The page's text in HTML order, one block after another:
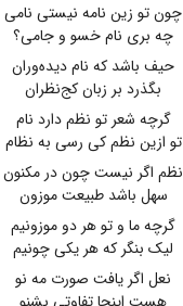
چون تو زین نامه نیستی نامی
چه بری نام خسو و جامی؟
حیف باشد که نام دیده‌وران
بگذرد بر زبان کج‌نظران
گرچه شعر تو نظم دارد نام
تو ازین نظم کی رسی به نظام
نظم اگر نیست چون در مکنون
سهل باشد طبیعت موزون
گرچه ما و تو هر دو موزونیم
لیک بنگر که هر یکی چونیم
نعل اگر یافت صورت مه نو